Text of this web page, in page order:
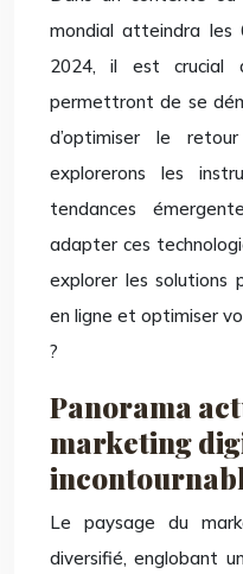
mondial atteindra les
2024, il est crucial
permettront de se
d’optimiser le
explorerons les
tendances
adapter ces
explorer les solutions
en ligne et optimiser
?
Panorama
marketing
Le paysage du
diversifié, englobant